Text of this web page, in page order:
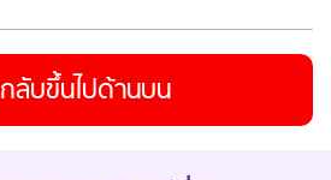
กลับขึ้นไปด้านบน